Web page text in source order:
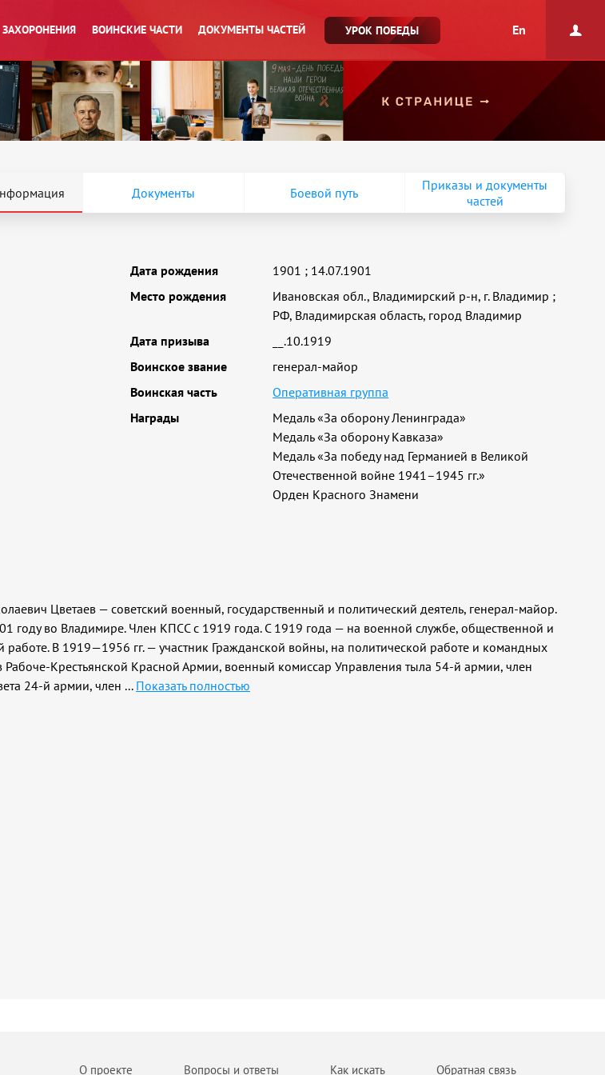
ВОИНСКИЕ ЧАСТИ ДОКУМЕНТЫ ЧАСТЕЙ УРОК ПОБЕДЫ En
Документы Боевой путь
Приказы и документы
частей
Дата рождения 1901 ; 14.07.1901
Место рождения
Ивановская обл., Владимирский р-н, г. Владимир ;
РФ, Владимирская область, город Владимир
Дата призыва
__.10.1919
Воинское звание
генерал-майор
Воинская часть
Оперативная группа
Награды
Медаль «За оборону Ленинграда»
Медаль «За оборону Кавказа»
Медаль «За победу над Германией в Великой
Отечественной войне 1941–1945 гг.»
Орден Красного Знамени
Цветаев — советский военный, государственный и политический деятель, генерал-майор.
году во Владимире. Член КПСС с 1919 года. С 1919 года — на военной службе, общественной и
работе. В 1919—1956 гг. — участник Гражданской войны, на политической работе и командных
Рабоче-Крестьянской Красной Армии, военный комиссар Управления тыла 54-й армии, член
24-й армии, член ... Показать полностью
О проекте Вопросы и ответы Как искать Обратная связь